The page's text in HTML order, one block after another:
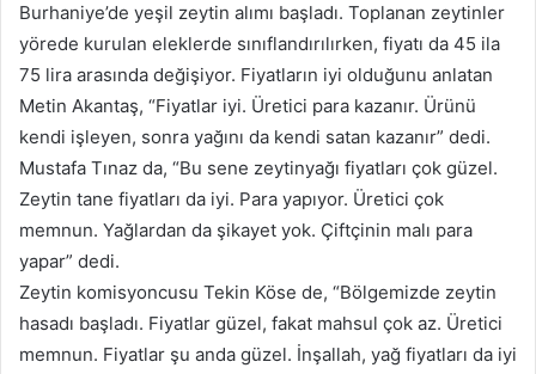
Burhaniye’de yeşil zeytin alımı başladı. Toplanan zeytinler
yörede kurulan eleklerde sınıflandırılırken, fiyatı da 45 ila
75 lira arasında değişiyor. Fiyatların iyi olduğunu anlatan
Metin Akantaş, “Fiyatlar iyi. Üretici para kazanır. Ürünü
kendi işleyen, sonra yağını da kendi satan kazanır” dedi.
Mustafa Tınaz da, “Bu sene zeytinyağı fiyatları çok güzel.
Zeytin tane fiyatları da iyi. Para yapıyor. Üretici çok
memnun. Yağlardan da şikayet yok. Çiftçinin malı para
yapar” dedi.
Zeytin komisyoncusu Tekin Köse de, “Bölgemizde zeytin
hasadı başladı. Fiyatlar güzel, fakat mahsul çok az. Üretici
memnun. Fiyatlar şu anda güzel. İnşallah, yağ fiyatları da iyi